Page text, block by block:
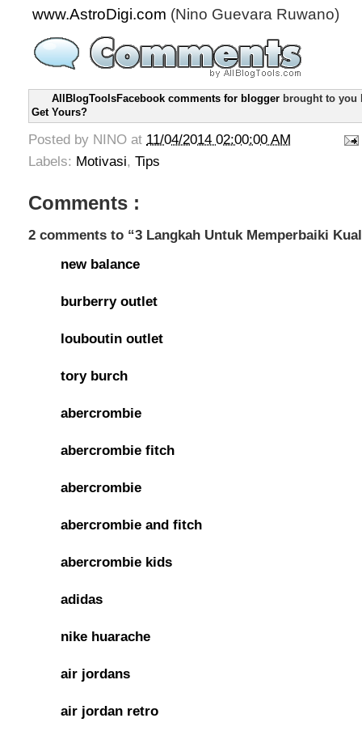
www.AstroDigi.com (Nino Guevara Ruwano)
AllBlogToolsFacebook comments for blogger brought to you
Get Yours?
Posted by NINO at 11/04/2014 02:00:00 AM
Labels: Motivasi, Tips
Comments :
2 comments to “3 Langkah Untuk Memperbaiki
new balance
burberry outlet
louboutin outlet
tory burch
abercrombie
abercrombie fitch
abercrombie
abercrombie and fitch
abercrombie kids
adidas
nike huarache
air jordans
air jordan retro